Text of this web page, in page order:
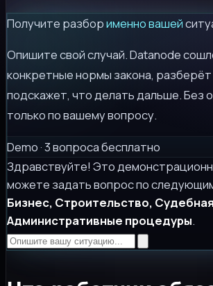
Получите разборименно вашей
Опишите свой случай. Datanode
конкретные нормы закона,
подскажет, что делать дальше. Без
только по вашему вопросу.
Demo · 3 вопроса бесплатно
Здравствуйте! Это
можете задать вопрос по
Бизнес, Строительство,
Административные процедуры.